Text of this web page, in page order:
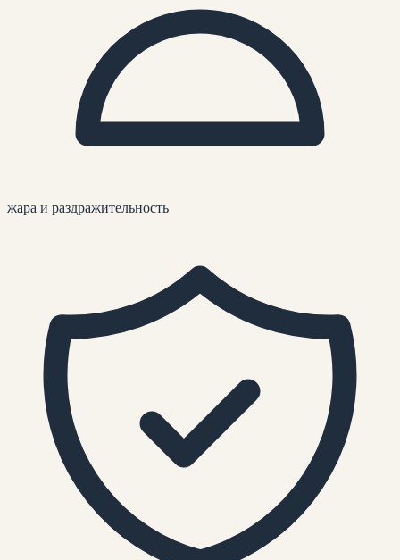
жара и раздражительность